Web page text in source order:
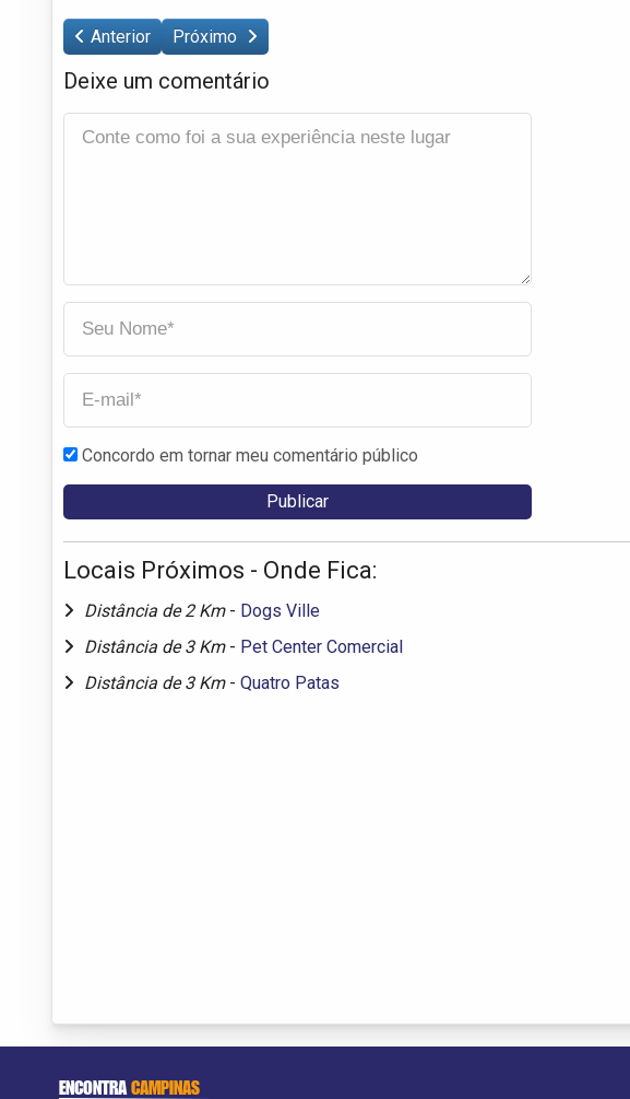
Anterior Próximo
Deixe um comentário
Concordo em tornar meu comentário público
Locais Próximos - Onde Fica:
Distância de 2 Km - Dogs Ville
Distância de 3 Km - Pet Center Comercial
Distância de 3 Km - Quatro Patas
ENCONTRACAMPINAS